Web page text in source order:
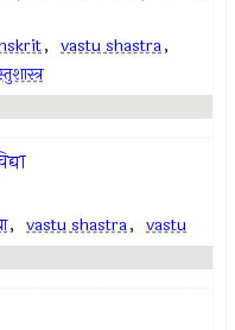
, vastu shastra,
, vastu shastra, vastu